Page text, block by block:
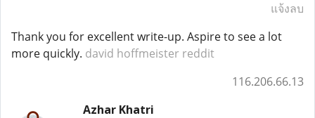
แจ้งลบ
Thank you for excellent write-up. Aspire to see a lot
more quickly. david hoffmeister reddit
116.206.66.13
Azhar Khatri